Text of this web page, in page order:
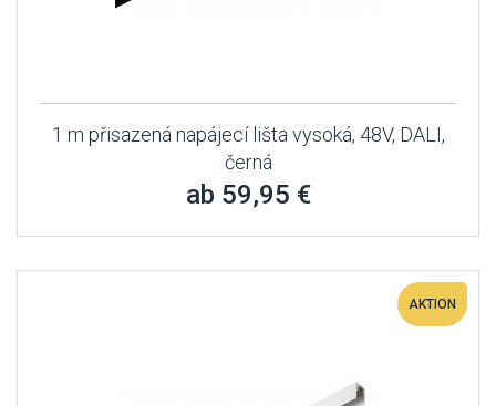
1 m přisazená napájecí lišta vysoká, 48V, DALI,
černá
ab 59,95 €
AKTION